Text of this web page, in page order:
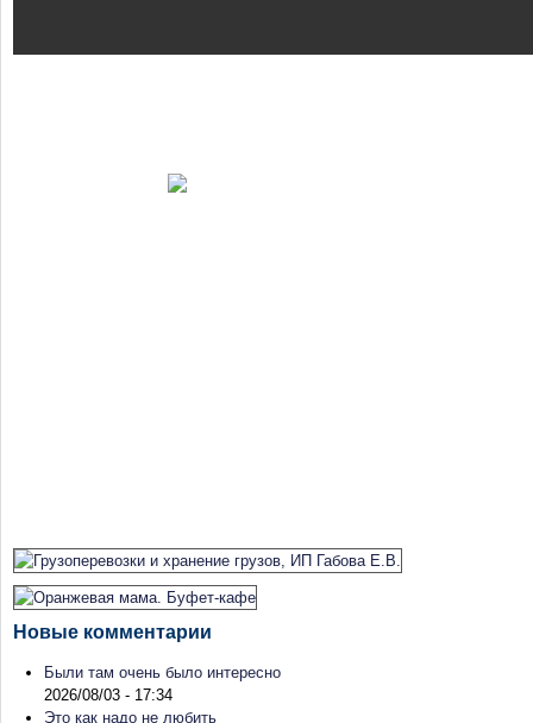
Новые комментарии
Были там очень было интересно
2026/08/03 - 17:34
Это как надо не любить